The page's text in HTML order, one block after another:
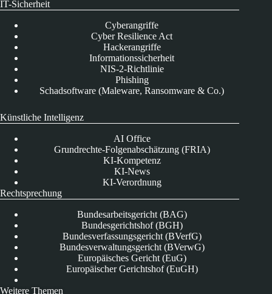
IT-Sicherheit
Cyberangriffe
Cyber Resilience Act
Hackerangriffe
Informationssicherheit
NIS-2-Richtlinie
Phishing
Schadsoftware (Maleware, Ransomware & Co.)
Künstliche Intelligenz
AI Office
Grundrechte-Folgenabschätzung (FRIA)
KI-Kompetenz
KI-News
KI-Verordnung
Rechtsprechung
Bundesarbeitsgericht (BAG)
Bundesgerichtshof (BGH)
Bundesverfassungsgericht (BVerfG)
Bundesverwaltungsgericht (BVerwG)
Europäisches Gericht (EuG)
Europäischer Gerichtshof (EuGH)
Weitere Themen